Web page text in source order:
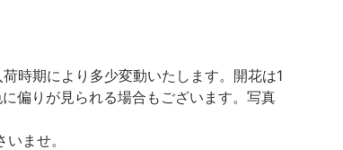
時期により多少変動いたします。開花は1
偏りが見られる場合もございます。写真
ませ。